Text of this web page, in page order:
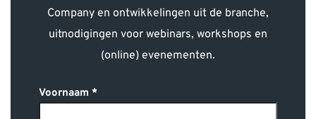
Company en ontwikkelingen uit de branche,
uitnodigingen voor webinars, workshops en
(online) evenementen.
Voornaam